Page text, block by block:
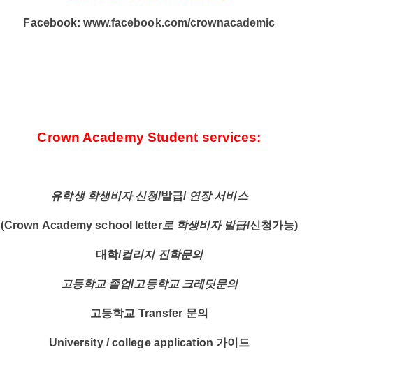
Facebook:www.facebook.com/crownacademic
Crown Academy Student services:
유학생 학생비자 신청/발급/ 연장 서비스
(Crown Academy school letter로 학생비자 발급/신청가능)
대학/컬리지 진학문의
고등학교 졸업/고등학교 크레딧문의
고등학교 Transfer 문의
University / college application 가이드